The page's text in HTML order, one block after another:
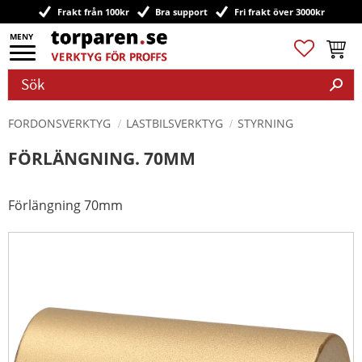
Meny
Frakt från 100kr Bra support Fri frakt över 3000kr
Favoriter
FORDONSVERKTYG LASTBILSVERKTYG STYRNING
FÖRLÄNGNING. 70MM
Förlängning 70mm